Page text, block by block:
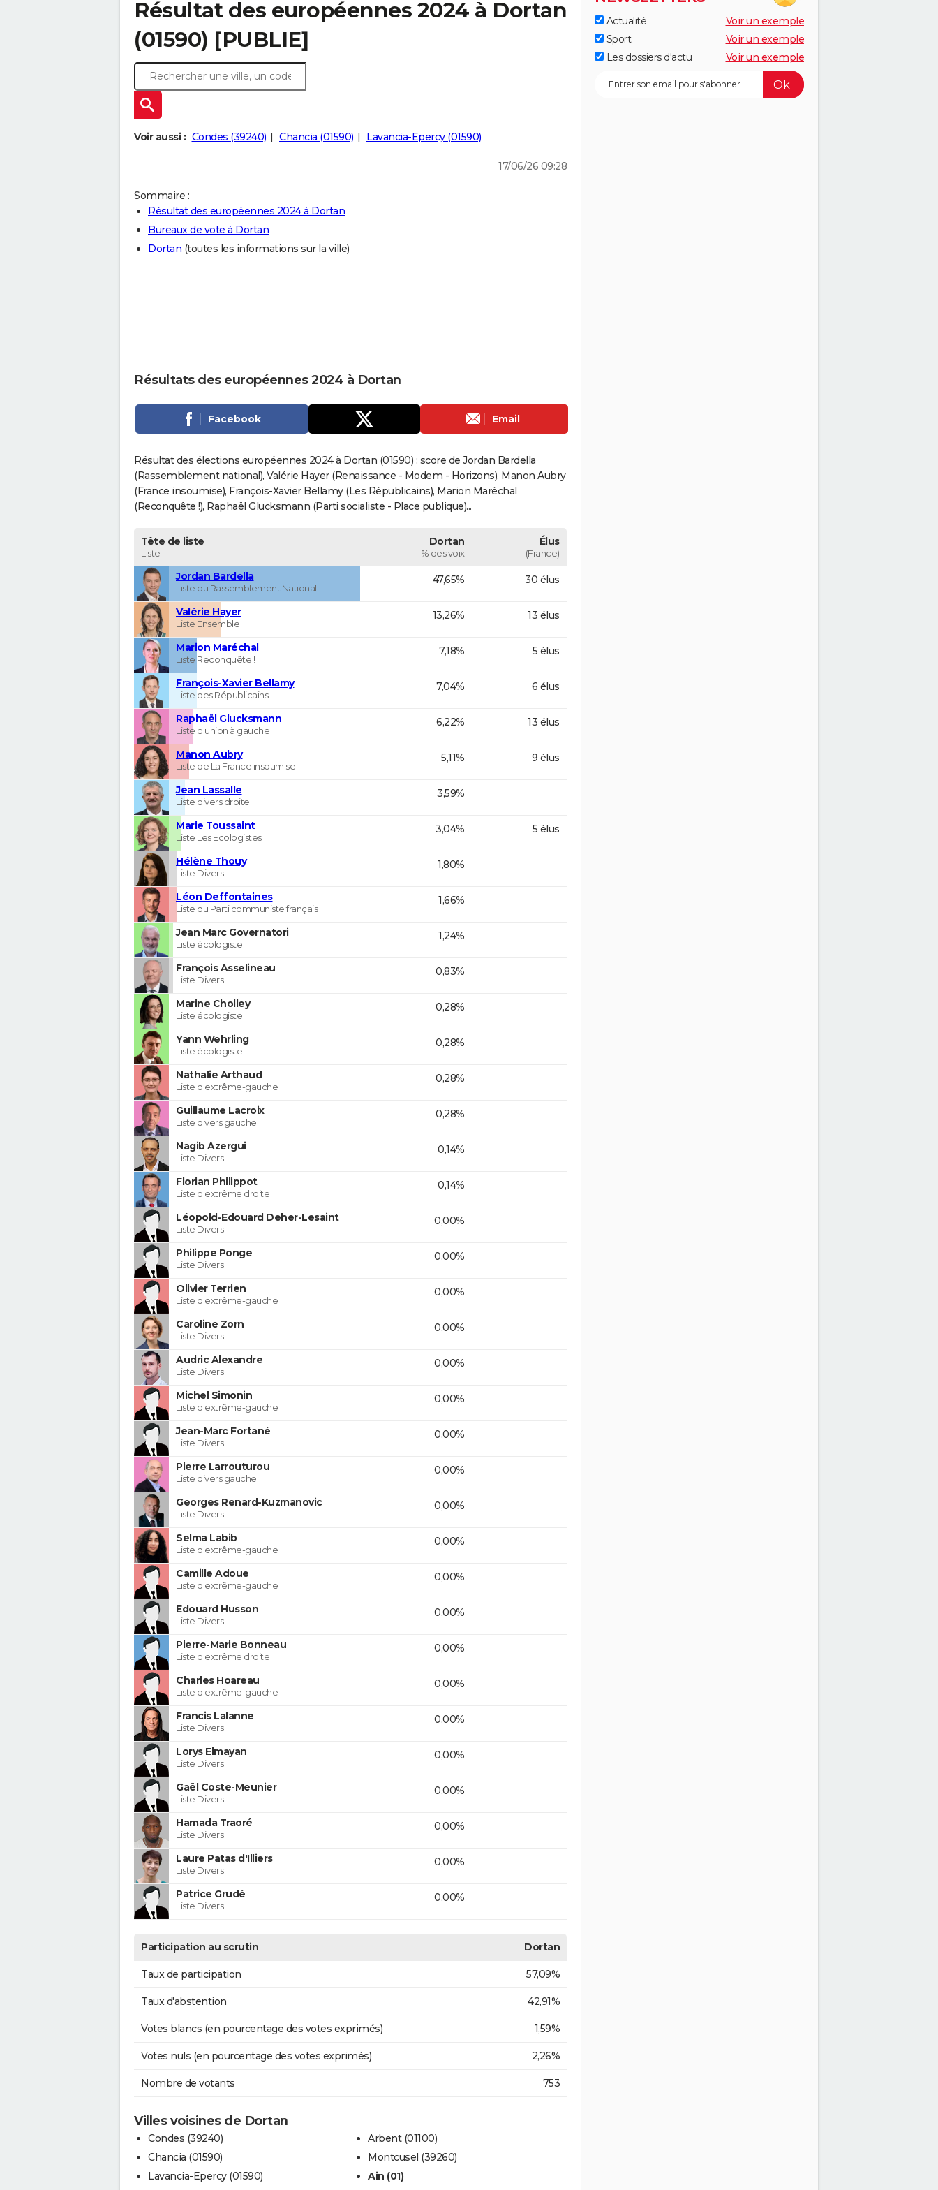
Résultat des européennes 2024 à Dortan
(01590) [PUBLIE]
Voir aussi : Condes (39240) Chancia (01590) Lavancia-Epercy (01590)
17/06/26 09:28
Sommaire :
Résultat des européennes 2024 à Dortan
Bureaux de vote à Dortan
Dortan (toutes les informations sur la ville)
Résultats des européennes 2024 à Dortan
Facebook Email
Résultat des élections européennes 2024 à Dortan (01590) : score de Jordan Bardella
(Rassemblement national), Valérie Hayer (Renaissance - Modem - Horizons), Manon Aubry
(France insoumise), François-Xavier Bellamy (Les Républicains), Marion Maréchal
(Reconquête !), Raphaël Glucksmann (Parti socialiste - Place publique)...
Tête de liste
Liste
Dortan
% des voix
Élus
(France)
Jordan Bardella
Liste du Rassemblement National
47,65% 30 élus
Valérie Hayer
Liste Ensemble
13,26% 13 élus
Marion Maréchal
Liste Reconquête !
7,18% 5 élus
François-Xavier Bellamy
Liste des Républicains
7,04% 6 élus
Raphaël Glucksmann
Liste d'union à gauche
6,22% 13 élus
Manon Aubry
Liste de La France insoumise
5,11% 9 élus
Jean Lassalle
Liste divers droite
3,59%
Marie Toussaint
Liste Les Ecologistes
3,04% 5 élus
Hélène Thouy
Liste Divers
1,80%
Léon Deffontaines
Liste du Parti communiste français
1,66%
Jean Marc Governatori
Liste écologiste
1,24%
François Asselineau
Liste Divers
0,83%
Marine Cholley
Liste écologiste
0,28%
Yann Wehrling
Liste écologiste
0,28%
Nathalie Arthaud
Liste d'extrême-gauche
0,28%
Guillaume Lacroix
Liste divers gauche
0,28%
Nagib Azergui
Liste Divers
0,14%
Florian Philippot
Liste d'extrême droite
0,14%
Léopold-Edouard Deher-Lesaint
Liste Divers
0,00%
Philippe Ponge
Liste Divers
0,00%
Olivier Terrien
Liste d'extrême-gauche
0,00%
Caroline Zorn
Liste Divers
0,00%
Audric Alexandre
Liste Divers
0,00%
Michel Simonin
Liste d'extrême-gauche
0,00%
Jean-Marc Fortané
Liste Divers
0,00%
Pierre Larrouturou
Liste divers gauche
0,00%
Georges Renard-Kuzmanovic
Liste Divers
0,00%
Selma Labib
Liste d'extrême-gauche
0,00%
Camille Adoue
Liste d'extrême-gauche
0,00%
Edouard Husson
Liste Divers
0,00%
Pierre-Marie Bonneau
Liste d'extrême droite
0,00%
Charles Hoareau
Liste d'extrême-gauche
0,00%
Francis Lalanne
Liste Divers
0,00%
Lorys Elmayan
Liste Divers
0,00%
Gaël Coste-Meunier
Liste Divers
0,00%
Hamada Traoré
Liste Divers
0,00%
Laure Patas d'Illiers
Liste Divers
0,00%
Patrice Grudé
Liste Divers
0,00%
Participation au scrutin Dortan
Taux de participation 57,09%
Taux d'abstention 42,91%
Votes blancs (en pourcentage des votes exprimés) 1,59%
Votes nuls (en pourcentage des votes exprimés) 2,26%
Nombre de votants 753
Villes voisines de Dortan
Condes (39240)
Chancia (01590)
Lavancia-Epercy (01590)
Arbent (01100)
Montcusel (39260)
Ain (01)
Actualité
Voir un exemple
Sport
Voir un exemple
Les dossiers d'actu
Voir un exemple